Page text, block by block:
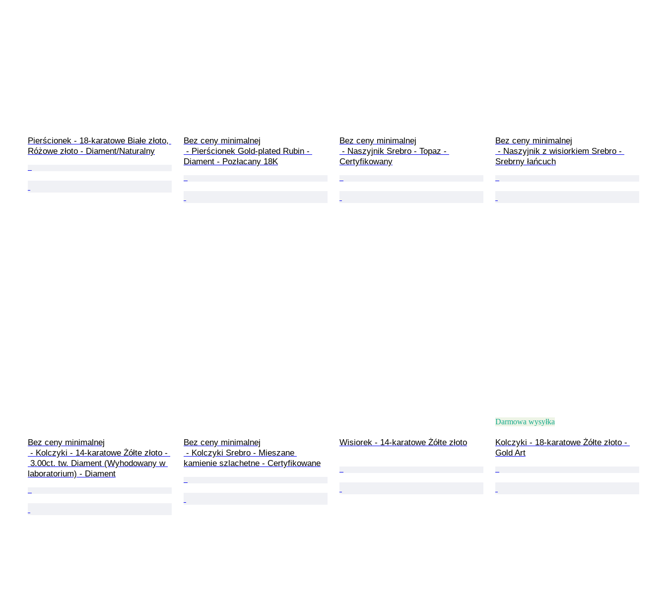
Pierścionek - 18-karatowe Białe złoto,
Różowe złoto - Diament/Naturalny
Bez ceny minimalnej
Diament - Pozłacany 18K
Bez ceny minimalnej
Certyfikowany
Bez ceny minimalnej
Srebrny łańcuch
Bez ceny minimalnej
3.00ct. tw. Diament (Wyhodowany w
laboratorium) - Diament
Bez ceny minimalnej
kamienie szlachetne - Certyfikowane
Wisiorek - 14-karatowe Żółte złoto
Darmowa wysyłka
Kolczyki - 18-karatowe Żółte złoto -
Gold Art